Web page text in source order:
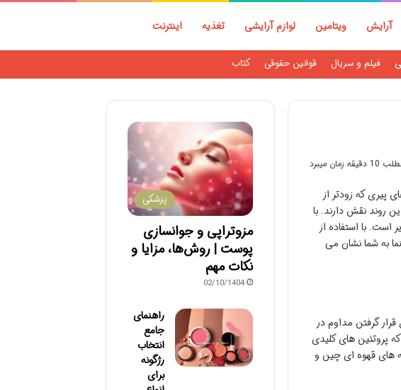
آرایش ویتامین لوازم آرایشی تغذیه اینترنت
فیلم و سریال قوانین حقوقی کتاب
میبرد
که زودتر از
روند نقش دارند. با
است. با استفاده از
به شما نشان می
گرفتن مداوم در
پروتئین های کلیدی
های قهوه ای چین و
پزشکی
مزوتراپی و جوانسازی
پوست | روش‌ها، مزایا و
نکات مهم
02/10/1404
راهنمای
جامع
انتخاب
رژگونه
برای